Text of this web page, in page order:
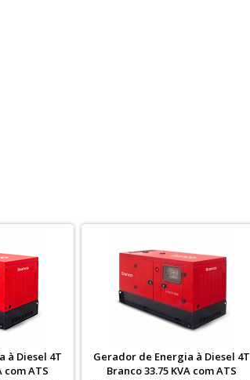
à Diesel 4T
com ATS
Gerador de Energia à Diesel 4T
Branco 33.75 KVA com ATS